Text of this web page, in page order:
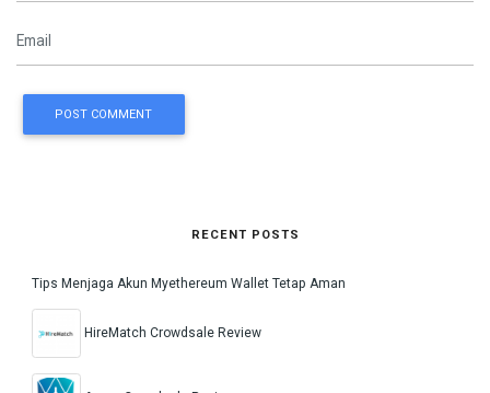
POST COMMENT
RECENT POSTS
Tips Menjaga Akun Myethereum Wallet Tetap Aman
HireMatch Crowdsale Review